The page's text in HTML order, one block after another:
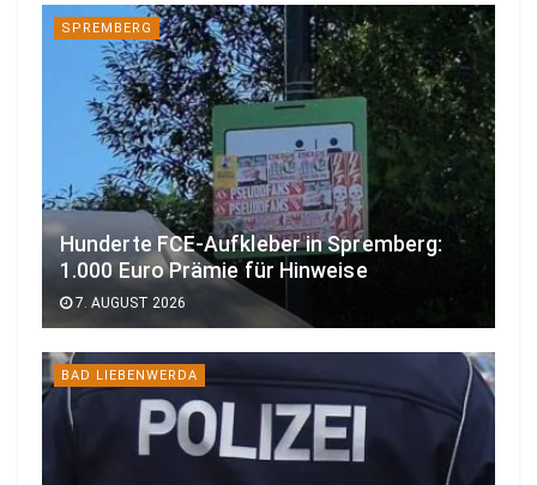
SPREMBERG
Hunderte FCE-Aufkleber in Spremberg:
1.000 Euro Prämie für Hinweise
7. AUGUST 2026
BAD LIEBENWERDA